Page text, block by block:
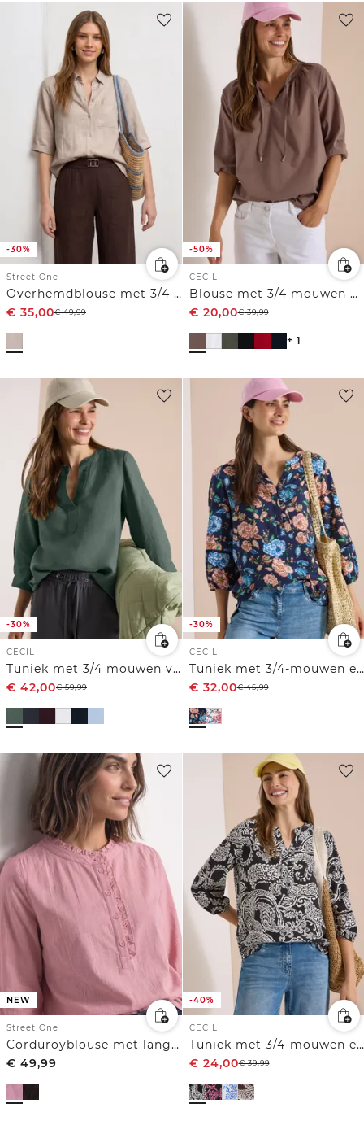
-30%
Street One
Overhemdblouse met 3/4 mouwen en borstzak
€ 35,00€49,99
-50%
CECIL
Blouse met 3/4 mouwen en gespleten hals in effen kleur
€ 20,00€39,99
+ 1
-30%
CECIL
Tuniek met 3/4 mouwen van puur linnen
€ 42,00€59,99
-30%
CECIL
Tuniek met 3/4-mouwen en bloemenpatroon
€ 32,00€45,99
NEW
Street One
Corduroyblouse met lange mouwen en ruches
€ 49,99
-40%
CECIL
Tuniek met 3/4-mouwen en print
€ 24,00€39,99